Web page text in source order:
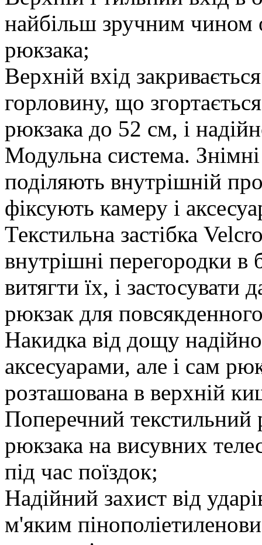
найбільш зручним чином
рюкзака;
Верхній вхід
горловину, що
рюкзака до 52 см, і
Модульна система.
поділяють внутрішній
фіксують камеру і
Текстильна застібка
внутрішні перегородки в
витягти їх, і
рюкзак для
Накидка від дощу
аксесуарами, але і сам
розташована в верхній
Поперечний текстильний
рюкзака на висувних
під час поїздок;
Надійний захист від
м'яким